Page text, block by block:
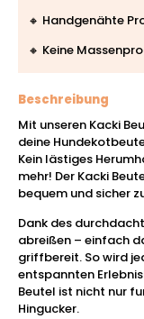
🔸 Handgenähte
🔸 Keine
Beschreibung
Mit unseren Kacki
deine
Kein lästiges
mehr! Der Kacki
bequem und sicher
Dank des
abreißen – einfach
griffbereit. So wird
entspannten
Beutel ist nicht nur
Hingucker.